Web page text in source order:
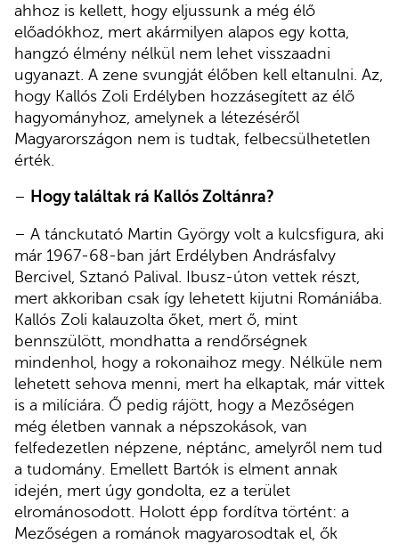
ahhoz is kellett, hogy eljussunk a még élő
előadókhoz, mert akármilyen alapos egy kotta,
hangzó élmény nélkül nem lehet visszaadni
ugyanazt. A zene svungját élőben kell eltanulni. Az,
hogy Kallós Zoli Erdélyben hozzásegített az élő
hagyományhoz, amelynek a létezéséről
Magyarországon nem is tudtak, felbecsülhetetlen
érték.
– Hogy találtak rá Kallós Zoltánra?
– A tánckutató Martin György volt a kulcsfigura, aki
már 1967-68-ban járt Erdélyben Andrásfalvy
Bercivel, Sztanó Palival. Ibusz-úton vettek részt,
mert akkoriban csak így lehetett kijutni Romániába.
Kallós Zoli kalauzolta őket, mert ő, mint
bennszülött, mondhatta a rendőrségnek
mindenhol, hogy a rokonaihoz megy. Nélküle nem
lehetett sehova menni, mert ha elkaptak, már vittek
is a milíciára. Ő pedig rájött, hogy a Mezőségen
még életben vannak a népszokások, van
felfedezetlen népzene, néptánc, amelyről nem tud
a tudomány. Emellett Bartók is elment annak
idején, mert úgy gondolta, ez a terület
elrománosodott. Holott épp fordítva történt: a
Mezőségen a románok magyarosodtak el, ők